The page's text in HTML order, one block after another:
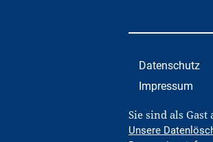
Datenschutz
Impressum
Sie sind als Gast
Unsere